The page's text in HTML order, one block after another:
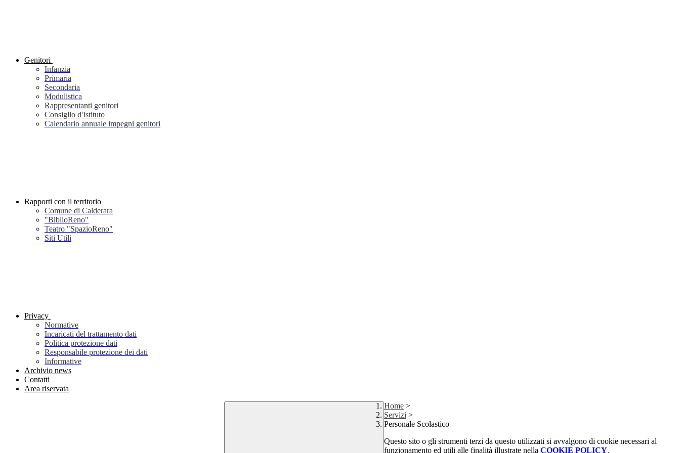
Genitori
Infanzia
Primaria
Secondaria
Modulistica
Rappresentanti genitori
Consiglio d'Istituto
Calendario annuale impegni genitori
Rapporti con il territorio
Comune di Calderara
"BiblioReno"
Teatro "SpazioReno"
Siti Utili
Privacy
Normative
Incaricati del trattamento dati
Politica protezione dati
Responsabile protezione dei dati
Informative
Archivio news
Contatti
Area riservata
Home >
Servizi >
Personale Scolastico
Questo sito o gli strumenti terzi da questo utilizzati si avvalgono di cookie necessari al
funzionamento ed utili alle finalità illustrate nella COOKIE POLICY.